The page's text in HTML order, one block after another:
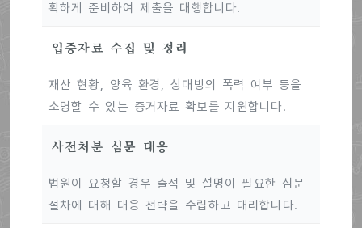
확하게 준비하여 제출을 대행합니다.
입증자료 수집 및 정리
재산 현황, 양육 환경, 상대방의 폭력 여부 등을
소명할 수 있는 증거자료 확보를 지원합니다.
사전처분 심문 대응
법원이 요청할 경우 출석 및 설명이 필요한 심문
절차에 대해 대응 전략을 수립하고 대리합니다.